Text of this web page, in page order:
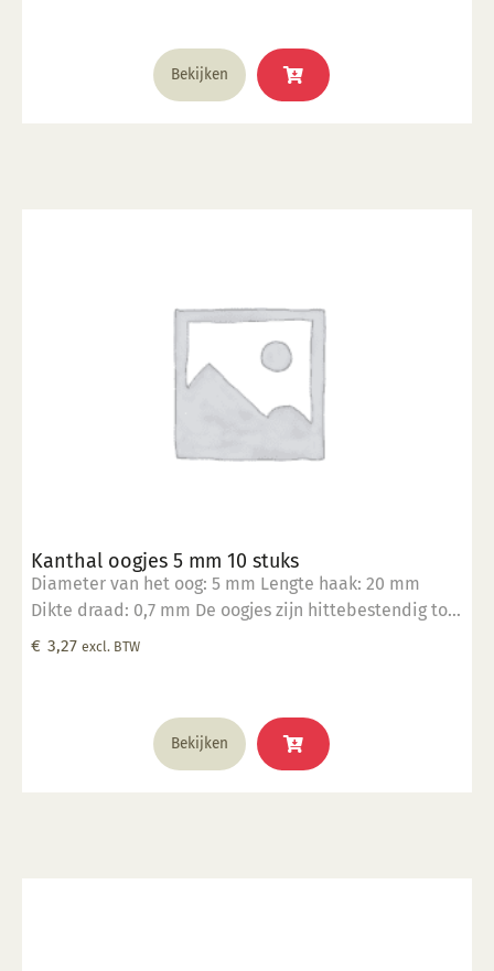
Bekijken
Kanthal oogjes 5 mm 10 stuks
Diameter van het oog: 5 mm Lengte haak: 20 mm
Dikte draad: 0,7 mm De oogjes zijn hittebestendig tot
1400°C Geschikt om in klei te verwerken Verpakt in
€ 3,27 excl. BTW
Bekijken